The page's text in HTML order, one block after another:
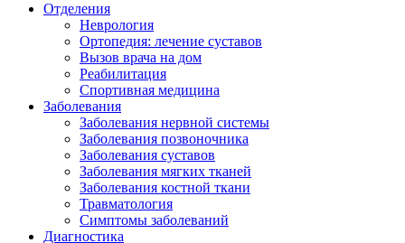
Отделения
Неврология
Ортопедия: лечение суставов
Вызов врача на дом
Реабилитация
Спортивная медицина
Заболевания
Заболевания нервной системы
Заболевания позвоночника
Заболевания суставов
Заболевания мягких тканей
Заболевания костной ткани
Травматология
Симптомы заболеваний
Диагностика